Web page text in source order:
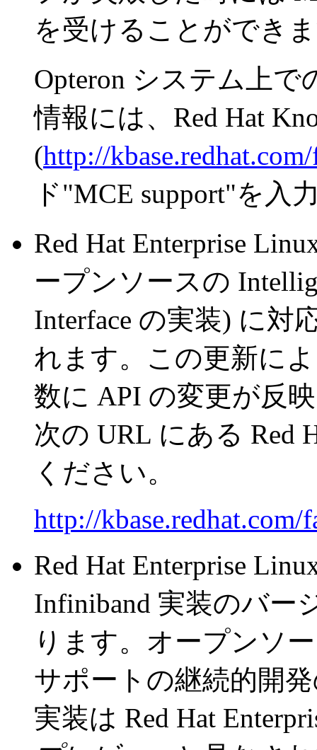
を受けることができ
Opteron システム上
情報には、Red Hat
(http://
ド"MCE support"を入
Red Hat Enterprise
ープンソースの
Interface の実装) に対
れます。この更新に
数に API の変更が反
次の URL にある Red
ください。
http://kbase.redhat.com/
Red Hat Enterprise
Infiniband 実装のバー
ります。オープンソ
サポートの継続的開
実装は Red Hat